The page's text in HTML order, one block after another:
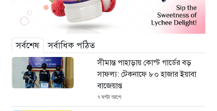
সর্বশেষ সর্বাধিক পঠিত
সীমান্ত পাহাড়ায় কোস্ট গার্ডের বড়
সাফল্য: টেকনাফে ৮০ হাজার ইয়াবা
বাজেয়াপ্ত
৭ ঘণ্টা আগে